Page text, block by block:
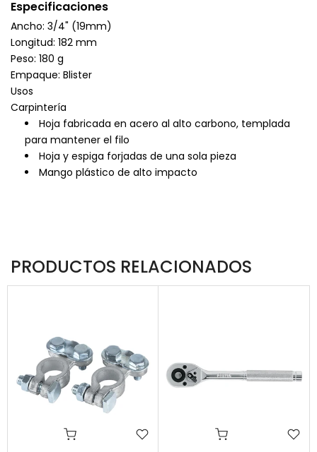
Especificaciones
Ancho: 3/4" (19mm)
Longitud: 182 mm
Peso: 180 g
Empaque: Blister
Usos
Carpintería
Hoja fabricada en acero al alto carbono, templada
para mantener el filo
Hoja y espiga forjadas de una sola pieza
Mango plástico de alto impacto
PRODUCTOS RELACIONADOS